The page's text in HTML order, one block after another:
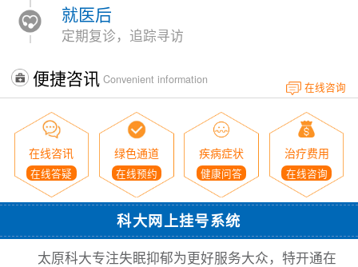
就医后
定期复诊，追踪寻访
便捷咨讯 Convenient information
在线咨询
在线咨讯
在线答疑
绿色通道
在线预约
疾病症状
健康问答
治疗费用
在线咨询
科大网上挂号系统
太原科大专注失眠抑郁为更好服务大众，特开通在